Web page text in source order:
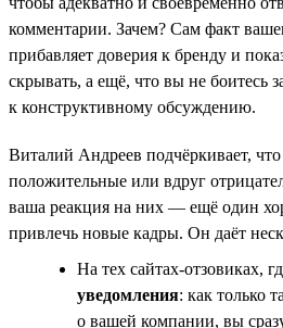
комментарии. Зачем? Сам факт
прибавляет доверия к бренду и
скрывать, а ещё, что вы не боитесь
к конструктивному обсуждению.
Виталий Андреев подчёркивает, что
положительные или вдруг
ваша реакция на них — ещё один
привлечь новые кадры. Он даёт
На тех сайтах-отзовиках,
уведомления: как только
о вашей компании, вы